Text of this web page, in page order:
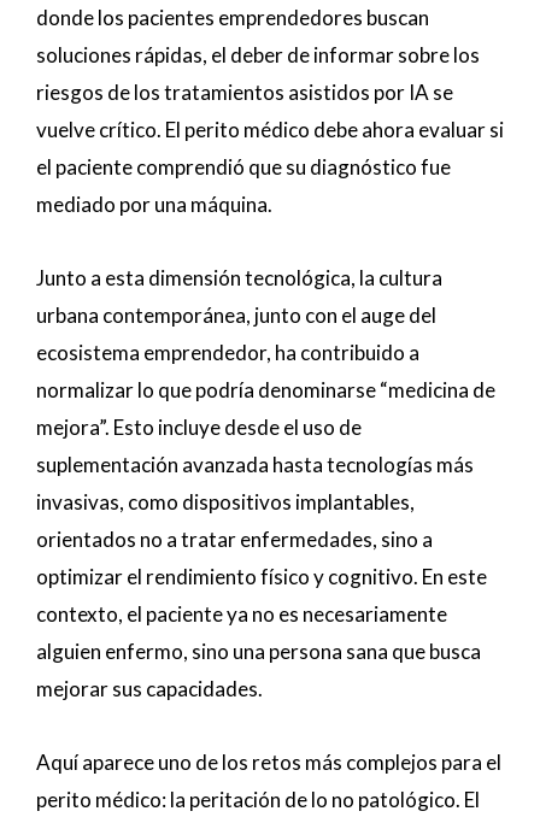
donde los pacientes emprendedores buscan
soluciones rápidas, el deber de informar sobre los
riesgos de los tratamientos asistidos por IA se
vuelve crítico. El perito médico debe ahora evaluar si
el paciente comprendió que su diagnóstico fue
mediado por una máquina.
Junto a esta dimensión tecnológica, la cultura
urbana contemporánea, junto con el auge del
ecosistema emprendedor, ha contribuido a
normalizar lo que podría denominarse “medicina de
mejora”. Esto incluye desde el uso de
suplementación avanzada hasta tecnologías más
invasivas, como dispositivos implantables,
orientados no a tratar enfermedades, sino a
optimizar el rendimiento físico y cognitivo. En este
contexto, el paciente ya no es necesariamente
alguien enfermo, sino una persona sana que busca
mejorar sus capacidades.
Aquí aparece uno de los retos más complejos para el
perito médico: la peritación de lo no patológico. El